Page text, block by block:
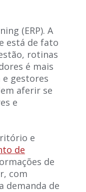
(ERP). A
está de fato
rotinas
é mais
gestores
aferir se
e
e
de
de
com
demanda de